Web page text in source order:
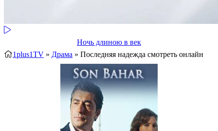
Ночь длиною в век
1plus1TV » Драма » Последняя надежда смотреть онлайн